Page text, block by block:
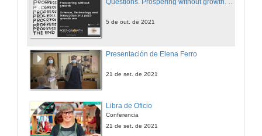
Questions. Prospering without growth. Science, Technology and innovation in a post-growth era
5 de out. de 2021
Presentación de Elena Ferro
21 de set. de 2021
Libra de Oficio
Conferencia
21 de set. de 2021